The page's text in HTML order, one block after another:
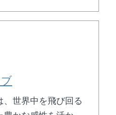
、世界中を飛び回る